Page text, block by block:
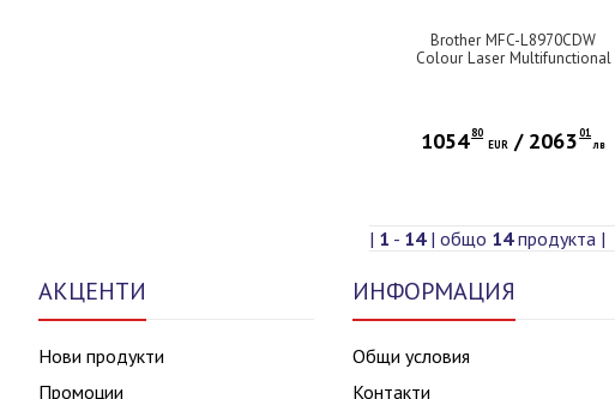
Brother MFC-L8970CDW
Colour Laser Multifunctional
105480
EUR / 206301
лв
| 1 - 14| общо 14продукта |
АКЦЕНТИ
Нови продукти
Промоции
ИНФОРМАЦИЯ
Общи условия
Контакти